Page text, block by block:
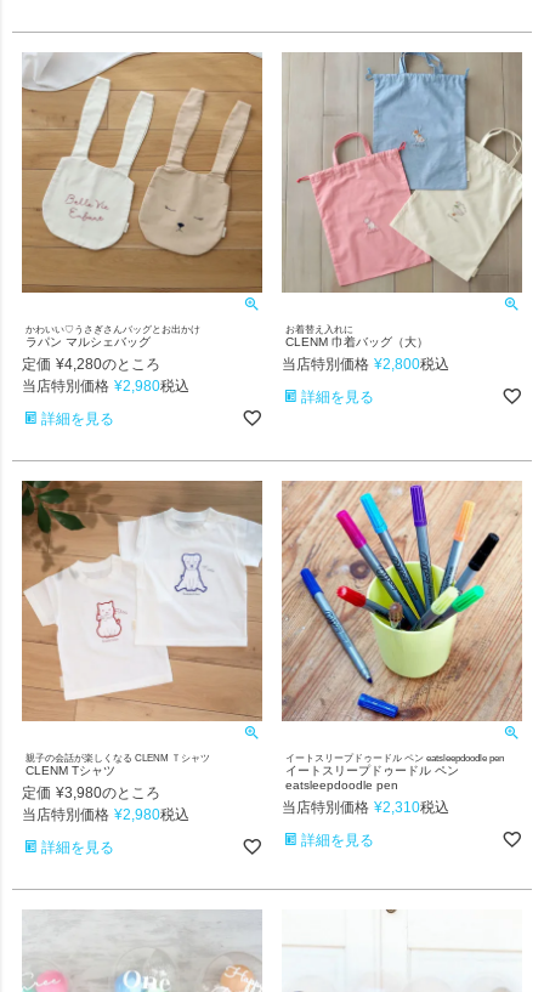
かわいい♡うさぎさんバッグとお出かけ
ラパン マルシェバッグ
定価 ¥4,280のところ
当店特別価格 ¥2,980税込
詳細を見る
お着替え入れに
CLENM 巾着バッグ（大）
当店特別価格 ¥2,800税込
詳細を見る
親子の会話が楽しくなる CLENM Ｔシャツ
CLENM Tシャツ
定価 ¥3,980のところ
当店特別価格 ¥2,980税込
詳細を見る
イートスリープドゥードル ペン eatsleepdoodle pen
イートスリープドゥードル ペン
eatsleepdoodle pen
当店特別価格 ¥2,310税込
詳細を見る